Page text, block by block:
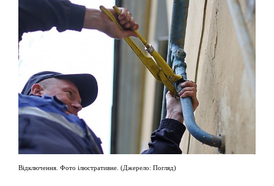
Відключення. Фото ілюстративне. (Джерело: Погляд)